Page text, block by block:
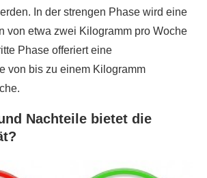
In der strengen Phase wird eine
von etwa zwei Kilogramm pro Woche
Phase offeriert eine
von bis zu einem Kilogramm
Nachteile bietet die